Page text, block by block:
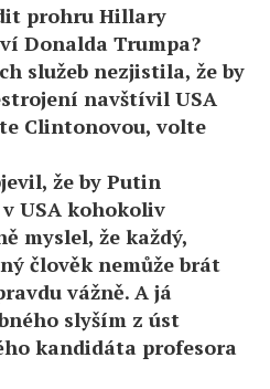
prohru Hillary
Donalda Trumpa?
služeb nezjistila, že by
navštívil USA
Clintonovou, volte
že by Putin
USA kohokoliv
myslel, že každý,
člověk nemůže brát
vážně. A já
slyším z úst
kandidáta profesora